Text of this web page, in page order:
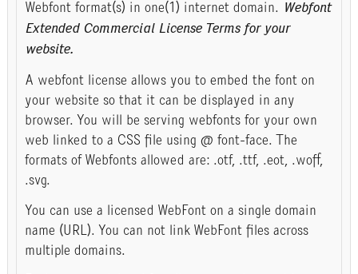
Webfont format(s) in one(1) internet domain.
Webfont
Extended Commercial License Terms for your
website.
A webfont license allows you to embed the font on
your website so that it can be displayed in any
browser. You will be serving webfonts for your own
web linked to a CSS file using @ font-face. The
formats of Webfonts allowed are: .otf, .ttf, .eot, .woff,
.svg.
You can use a licensed WebFont on a single domain
name (URL). You can not link WebFont files across
multiple domains.